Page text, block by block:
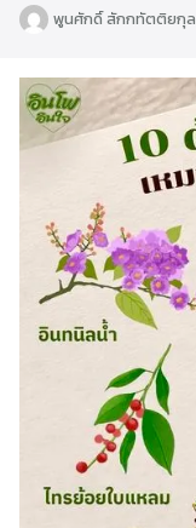
พูนศักดิ์ สักกทัตติยกุล